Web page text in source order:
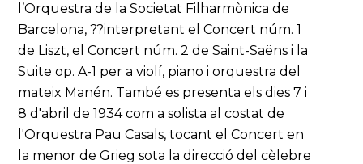
l’Orquestra de la Societat Filharmònica de
Barcelona, ??interpretant el Concert núm. 1
de Liszt, el Concert núm. 2 de Saint-Saëns i la
Suite op. A-1 per a violí, piano i orquestra del
mateix Manén. També es presenta els dies 7 i
8 d'abril de 1934 com a solista al costat de
l'Orquestra Pau Casals, tocant el Concert en
la menor de Grieg sota la direcció del cèlebre